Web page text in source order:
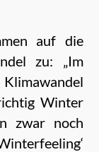
auf die
zu: „Im
Winter
zwar noch